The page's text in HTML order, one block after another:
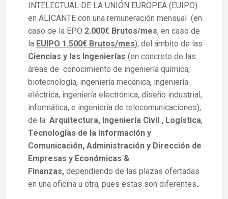
INTELECTUAL DE LA UNIÓN EUROPEA (EUIPO)
en ALICANTE con una remuneración mensual (en
caso de la EPO 2.000€ Brutos/mes, en caso de
la EUIPO 1.500€ Brutos/mes), del ámbito de las
Ciencias y las Ingenierías (en concreto de las
áreas de conocimiento de ingeniería química,
biotecnología, ingeniería mecánica, ingeniería
eléctrica, ingeniería electrónica, diseño industrial,
informática, e ingeniería de telecomunicaciones);
de la Arquitectura, Ingeniería Civil , Logística,
Tecnologías de la Información y
Comunicación, Administración y Dirección de
Empresas y Económicas &
Finanzas, dependiendo de las plazas ofertadas
en una oficina u otra, pues estas son diferentes.